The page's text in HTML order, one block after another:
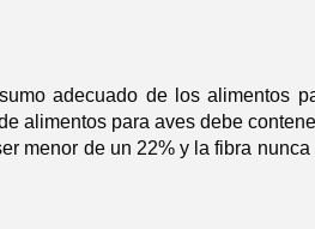
adecuado de los alimentos
alimentos para aves debe
menor de un 22% y la fibra nunca